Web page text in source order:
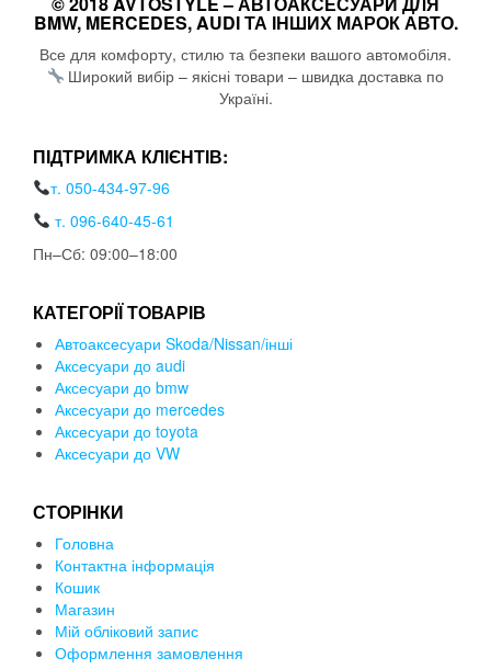
BMW, MERCEDES, AUDI ТА ІНШИХ МАРОК АВТО.
Все для комфорту, стилю та безпеки вашого автомобіля.
Широкий вибір – якісні товари – швидка доставка по
Україні.
ПІДТРИМКА КЛІЄНТІВ:
т. 050-434-97-96
т. 096-640-45-61
Пн–Сб: 09:00–18:00
КАТЕГОРІЇ ТОВАРІВ
Автоаксесуари Skoda/Nissan/інші
Аксесуари до audi
Аксесуари до bmw
Аксесуари до mercedes
Аксесуари до toyota
Аксесуари до VW
СТОРІНКИ
Головна
Контактна інформація
Кошик
Магазин
Мій обліковий запис
Оформлення замовлення